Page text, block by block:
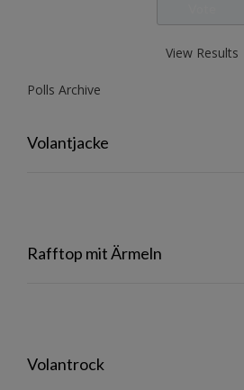
View Results
Polls Archive
Volantjacke
Rafftop mit Ärmeln
Volantrock